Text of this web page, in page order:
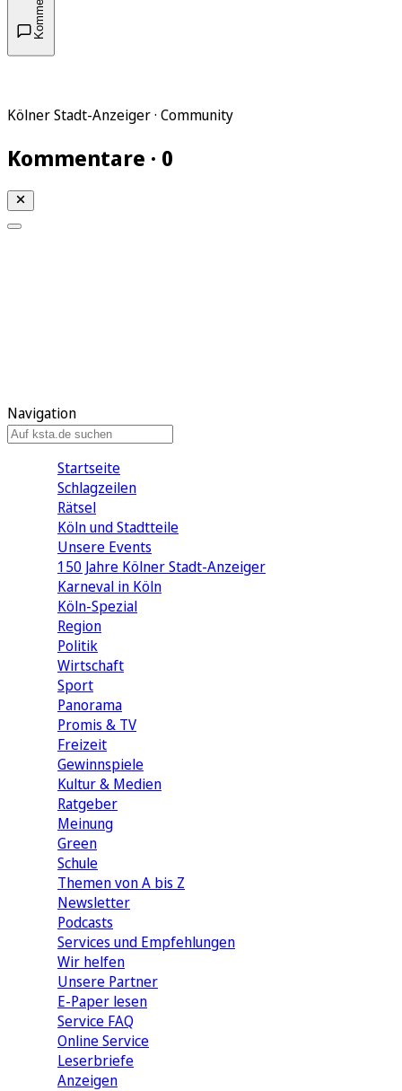
Kölner Stadt-Anzeiger · Community
Kommentare · 0
Navigation
Startseite
Schlagzeilen
Rätsel
Köln und Stadtteile
Unsere Events
150 Jahre Kölner Stadt-Anzeiger
Karneval in Köln
Köln-Spezial
Region
Politik
Wirtschaft
Sport
Panorama
Promis & TV
Freizeit
Gewinnspiele
Kultur & Medien
Ratgeber
Meinung
Green
Schule
Themen von A bis Z
Newsletter
Podcasts
Services und Empfehlungen
Wir helfen
Unsere Partner
E-Paper lesen
Service FAQ
Online Service
Leserbriefe
Anzeigen